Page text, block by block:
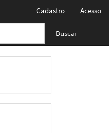
Cadastro Acesso
Buscar